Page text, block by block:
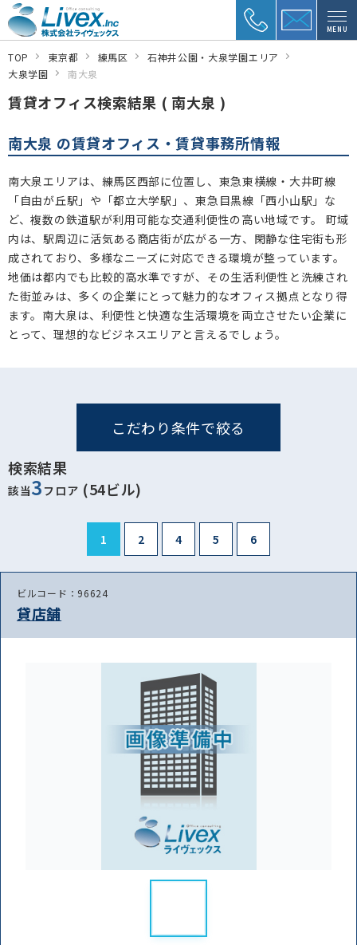
MENU
TOP 東京都 練馬区
石神井公園・大泉学園エリア
大泉学園
南大泉
賃貸オフィス検索結果 ( 南大泉 )
南大泉 の賃貸オフィス・賃貸事務所情報
南大泉エリアは、練馬区西部に位置し、東急東横線・大井町線
「自由が丘駅」や「都立大学駅」、東急目黒線「西小山駅」な
ど、複数の鉄道駅が利用可能な交通利便性の高い地域です。 町域
内は、駅周辺に活気ある商店街が広がる一方、閑静な住宅街も形
成されており、多様なニーズに対応できる環境が整っています。
地価は都内でも比較的高水準ですが、その生活利便性と洗練され
た街並みは、多くの企業にとって魅力的なオフィス拠点となり得
ます。南大泉は、利便性と快適な生活環境を両立させたい企業に
とって、理想的なビジネスエリアと言えるでしょう。
こだわり条件で絞る
検索結果
該当3 フロア (54ビル)
1 2 4 5 6
ビルコード：96624
貸店舗